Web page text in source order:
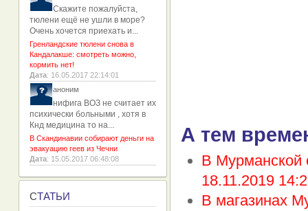
А тем
В Мурманской
18.11.2019
В магазинах
Скажите пожалуйста,
тюлени ещё не ушли в море?
Очень хочется приехать и...
Гренландские тюлени снова в
Кандалакше: смотреть можно,
кормить нет!
Дата: 16.05.2017 22:14:01
аноним
нифига ВОЗ не считает их
психически больными , хотя в
Кнд медицина то на...
В Скандинавии собирают деньги на
эвакуацию геев из Чечни
Дата: 15.05.2017 06:48:08
СТАТЬИ